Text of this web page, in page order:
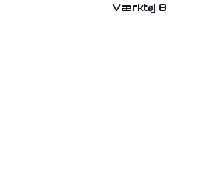
Værktøj 8